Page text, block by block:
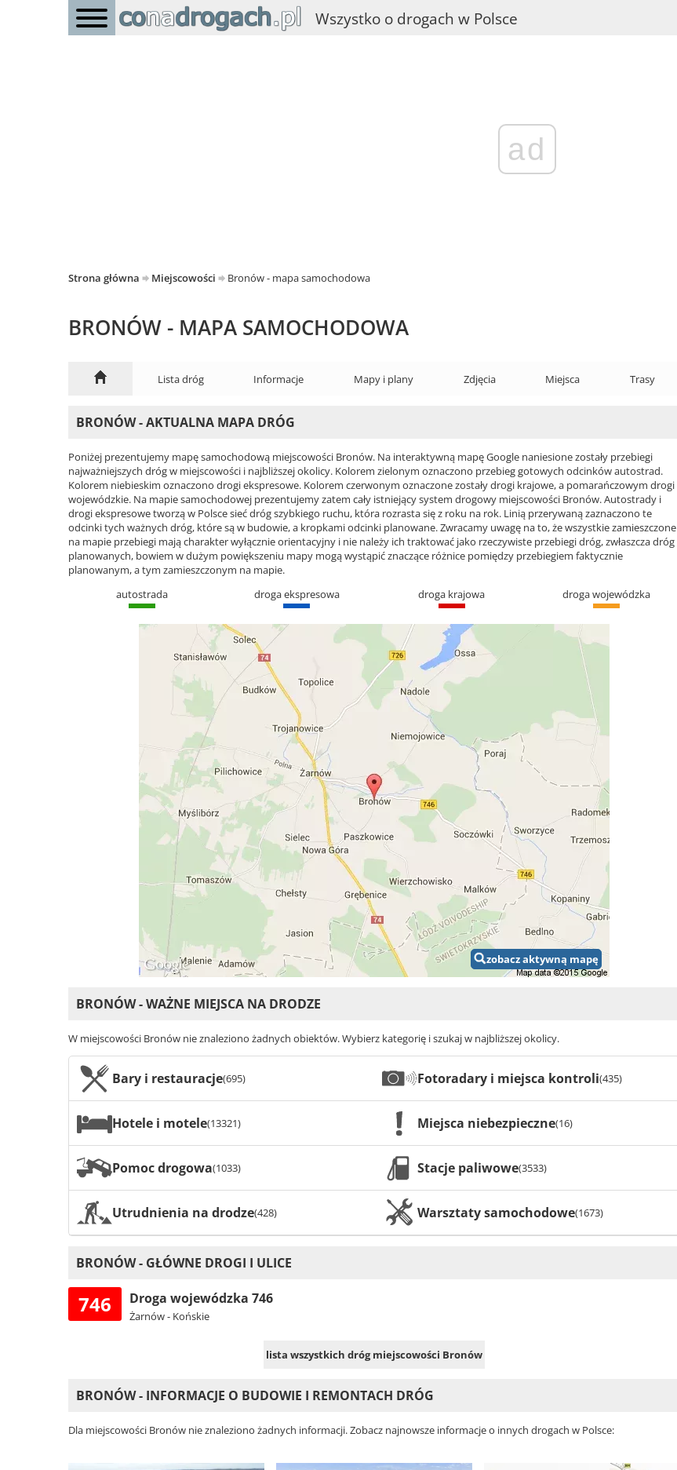
Wszystko o drogach w Polsce
ad
Strona główna Miejscowości Bronów - mapa samochodowa
BRONÓW - MAPA SAMOCHODOWA
Lista dróg Informacje Mapy i plany Zdjęcia Miejsca Trasy
BRONÓW - AKTUALNA MAPA DRÓG
Poniżej prezentujemy mapę samochodową miejscowości Bronów. Na interaktywną mapę Google naniesione zostały przebiegi
najważniejszych dróg w miejscowości i najbliższej okolicy. Kolorem zielonym oznaczono przebieg gotowych odcinków autostrad.
Kolorem niebieskim oznaczono drogi ekspresowe. Kolorem czerwonym oznaczone zostały drogi krajowe, a pomarańczowym drogi
wojewódzkie. Na mapie samochodowej prezentujemy zatem cały istniejący system drogowy miejscowości Bronów. Autostrady i
drogi ekspresowe tworzą w Polsce sieć dróg szybkiego ruchu, która rozrasta się z roku na rok. Linią przerywaną zaznaczono te
odcinki tych ważnych dróg, które są w budowie, a kropkami odcinki planowane. Zwracamy uwagę na to, że wszystkie zamieszczone
na mapie przebiegi mają charakter wyłącznie orientacyjny i nie należy ich traktować jako rzeczywiste przebiegi dróg, zwłaszcza dróg
planowanych, bowiem w dużym powiększeniu mapy mogą wystąpić znaczące różnice pomiędzy przebiegiem faktycznie
planowanym, a tym zamieszczonym na mapie.
autostrada
droga ekspresowa droga krajowa droga wojewódzka
zobacz aktywną mapę
BRONÓW - WAŻNE MIEJSCA NA DRODZE
W miejscowości Bronów nie znaleziono żadnych obiektów. Wybierz kategorię i szukaj w najbliższej okolicy.
Bary i restauracje(695) Fotoradary i miejsca kontroli(435)
Hotele i motele(13321) Miejsca niebezpieczne(16)
Pomoc drogowa(1033) Stacje paliwowe(3533)
Utrudnienia na drodze(428) Warsztaty samochodowe(1673)
BRONÓW - GŁÓWNE DROGI I ULICE
746 Droga wojewódzka 746
Żarnów - Końskie
lista wszystkich dróg miejscowości Bronów
BRONÓW - INFORMACJE O BUDOWIE I REMONTACH DRÓG
Dla miejscowości Bronów nie znaleziono żadnych informacji. Zobacz najnowsze informacje o innych drogach w Polsce: